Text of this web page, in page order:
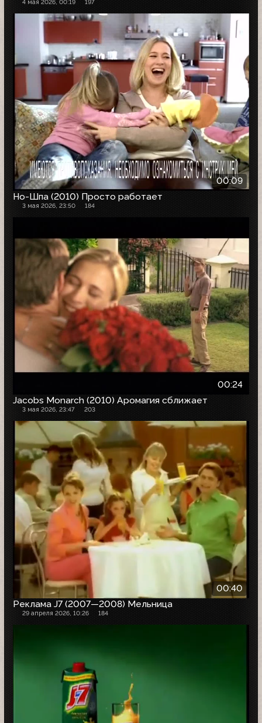
4 мая 2026, 00:19 197
00:09
Но-Шпа (2010) Просто работает
3 мая 2026, 23:50 184
00:24
Jacobs Monarch (2010) Аромагия сближает
3 мая 2026, 23:47 203
00:40
Реклама J7 (2007—2008) Мельница
29 апреля 2026, 10:26 184